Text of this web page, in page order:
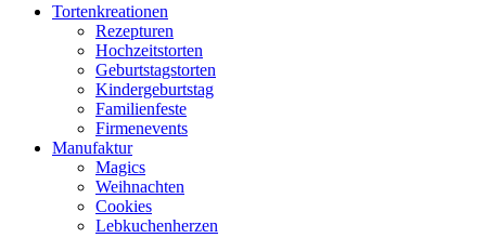
Tortenkreationen
Rezepturen
Hochzeitstorten
Geburtstagstorten
Kindergeburtstag
Familienfeste
Firmenevents
Manufaktur
Magics
Weihnachten
Cookies
Lebkuchenherzen